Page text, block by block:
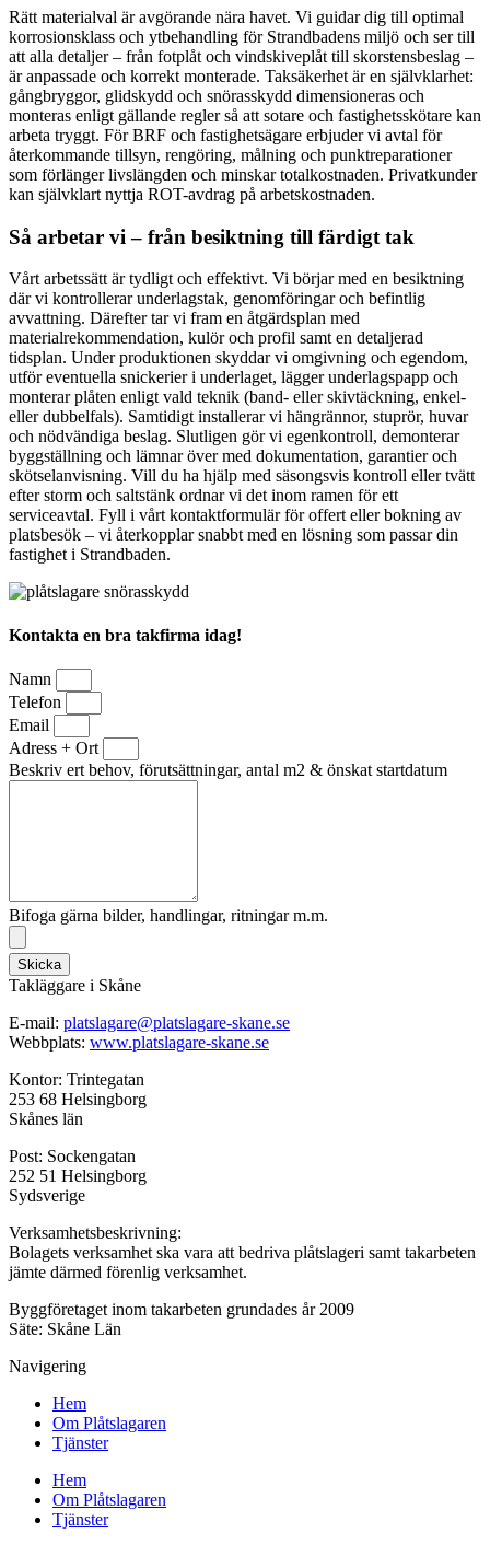
Rätt materialval är avgörande nära havet. Vi guidar dig till optimal
korrosionsklass och ytbehandling för Strandbadens miljö och ser till
att alla detaljer – från fotplåt och vindskiveplåt till skorstensbeslag –
är anpassade och korrekt monterade. Taksäkerhet är en självklarhet:
gångbryggor, glidskydd och snörasskydd dimensioneras och
monteras enligt gällande regler så att sotare och fastighetsskötare kan
arbeta tryggt. För BRF och fastighetsägare erbjuder vi avtal för
återkommande tillsyn, rengöring, målning och punktreparationer
som förlänger livslängden och minskar totalkostnaden. Privatkunder
kan självklart nyttja ROT-avdrag på arbetskostnaden.
Så arbetar vi – från besiktning till färdigt tak
Vårt arbetssätt är tydligt och effektivt. Vi börjar med en besiktning
där vi kontrollerar underlagstak, genomföringar och befintlig
avvattning. Därefter tar vi fram en åtgärdsplan med
materialrekommendation, kulör och profil samt en detaljerad
tidsplan. Under produktionen skyddar vi omgivning och egendom,
utför eventuella snickerier i underlaget, lägger underlagspapp och
monterar plåten enligt vald teknik (band- eller skivtäckning, enkel-
eller dubbelfals). Samtidigt installerar vi hängrännor, stuprör, huvar
och nödvändiga beslag. Slutligen gör vi egenkontroll, demonterar
byggställning och lämnar över med dokumentation, garantier och
skötselanvisning. Vill du ha hjälp med säsongsvis kontroll eller tvätt
efter storm och saltstänk ordnar vi det inom ramen för ett
serviceavtal. Fyll i vårt kontaktformulär för offert eller bokning av
platsbesök – vi återkopplar snabbt med en lösning som passar din
fastighet i Strandbaden.
Kontakta en bra takfirma idag!
Namn
Telefon
Email
Adress + Ort
Beskriv ert behov, förutsättningar, antal m2 & önskat startdatum
Bifoga gärna bilder, handlingar, ritningar m.m.
Skicka
Takläggare i Skåne
E-mail: platslagare@platslagare-skane.se
Webbplats: www.platslagare-skane.se
Kontor: Trintegatan
253 68 Helsingborg
Skånes län
Post: Sockengatan
252 51 Helsingborg
Sydsverige
Verksamhetsbeskrivning:
Bolagets verksamhet ska vara att bedriva plåtslageri samt takarbeten
jämte därmed förenlig verksamhet.
Byggföretaget inom takarbeten grundades år 2009
Säte: Skåne Län
Navigering
Hem
Om Plåtslagaren
Tjänster
Hem
Om Plåtslagaren
Tjänster